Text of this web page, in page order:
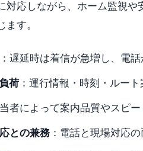
対応しながら、ホーム監視
ます。
：遅延時は着信が急増し、電
荷 ：運行情報・時刻・ルー
者によって案内品質やスピ
との兼務 ：電話と現場対応